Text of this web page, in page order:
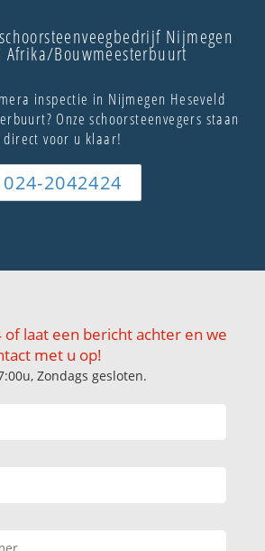
Nijmegen
Afrika/Bouwmeesterbuurt
inspectie in Nijmegen Heseveld
Onze schoorsteenvegers staan
direct voor u klaar!
024-2042424
laat een bericht achter en we
met u op!
Zondags gesloten.